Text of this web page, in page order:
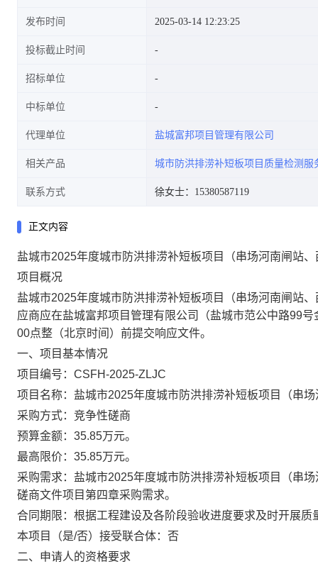
测服务竞争性磋商公告
发布时间 2025-03-14 12:23:25
投标截止时间
招标单位
中标单位
代理单位 盐城富邦项目管理有限公司
相关产品 城市防洪排涝补短板项目质量检测服
联系方式 徐女士：15380587119
正文内容
盐城市2025年度城市防洪排涝补短板项目（串场河南闸站
项目概况
盐城市2025年度城市防洪排涝补短板项目（串场河南闸站
应商应在盐城富邦项目管理有限公司（盐城市范公中路99
00点整（北京时间）前提交响应文件。
一、项目基本情况
项目编号：CSFH-2025-ZLJC
项目名称：盐城市2025年度城市防洪排涝补短板项目（串
采购方式：竞争性磋商
预算金额：35.85万元。
最高限价：35.85万元。
采购需求：盐城市2025年度城市防洪排涝补短板项目（串
磋商文件项目第四章采购需求。
合同期限：根据工程建设及各阶段验收进度要求及时开展
本项目（是/否）接受联合体：否
二、申请人的资格要求